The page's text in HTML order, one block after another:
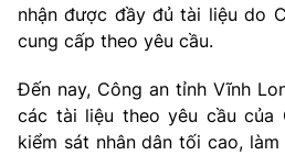
Sản phẩm
Thị trường
Tư vấn
Lịch phát sóng
Chuyên mục khác
nhận được đầy đủ tài liệu do
cung cấp theo yêu cầu.
Đến nay, Công an tỉnh Vĩnh
các tài liệu theo yêu cầu của
kiểm sát nhân dân tối cao,